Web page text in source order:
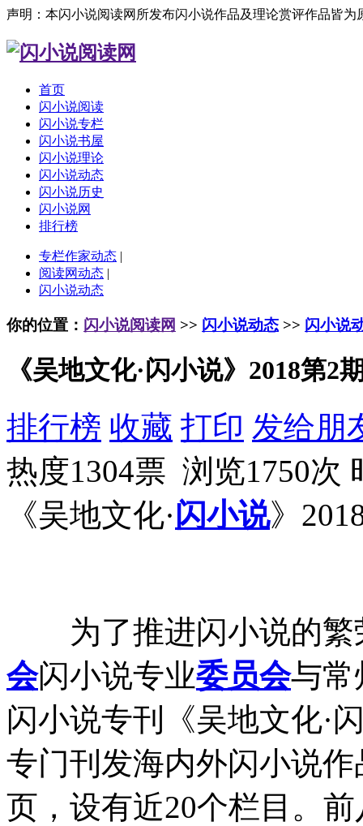
声明：本闪小说阅读网所发布闪小说作品及理论赏评作品皆
首页
闪小说阅读
闪小说专栏
闪小说书屋
闪小说理论
闪小说动态
闪小说历史
闪小说网
排行榜
专栏作家动态 |
阅读网动态 |
闪小说动态
你的位置： 闪小说阅读网 >> 闪小说动态 >> 闪小说
《吴地文化·闪小说》2018第2
排行榜 收藏 打印 发给朋
热度1304票 浏览1750次
《吴地文化·闪小说》
为了推进闪小说的繁
会闪小说专业委员会与常
闪小说专刊《吴地文化·
专门刊发海内外闪小说
页，设有近20个栏目。